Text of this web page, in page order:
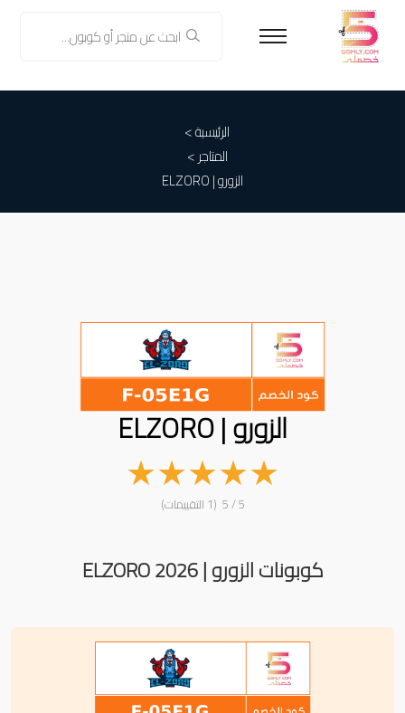
الرئيسية >
المتاجر >
الزورو | ELZORO
الزورو | ELZORO
★
★
★
★
★ 5 / 5 (1 التقييمات)
كوبونات الزورو | ELZORO 2026